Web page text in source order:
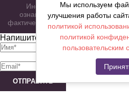
Информация о товарах на
ознакомленияя. Фотографии,
фактических характеристик и не
Напишите нам сообщение
ОТПРАВИТЬ
Мы используем
улучшения работы
политикой
политикой
пользовательским